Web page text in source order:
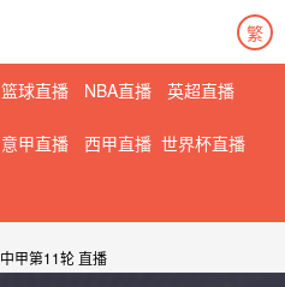
繁
篮球直播 NBA直播 英超直播
意甲直播 西甲直播 世界杯直播
中甲第11轮 直播